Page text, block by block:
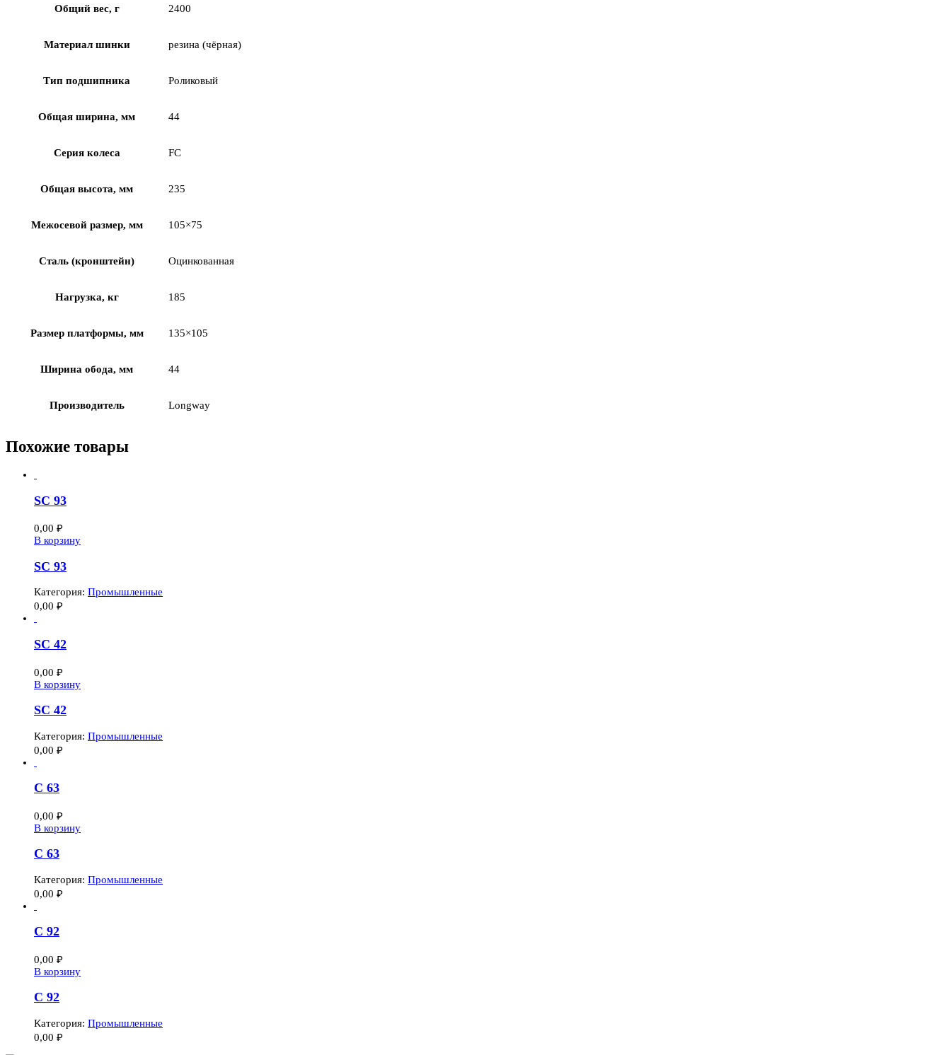
Общий вес, г 2400
Материал шинки резина (чёрная)
Тип подшипника Роликовый
Общая ширина, мм 44
Серия колеса FC
Общая высота, мм 235
Межосевой размер, мм 105×75
Сталь (кронштейн) Оцинкованная
Нагрузка, кг 185
Размер платформы, мм 135×105
Ширина обода, мм 44
Производитель Longway
Похожие товары
SC 93
0,00 ₽
В корзину
SC 93
Категория: Промышленные
0,00 ₽
SC 42
0,00 ₽
В корзину
SC 42
Категория: Промышленные
0,00 ₽
C 63
0,00 ₽
В корзину
C 63
Категория: Промышленные
0,00 ₽
C 92
0,00 ₽
В корзину
C 92
Категория: Промышленные
0,00 ₽